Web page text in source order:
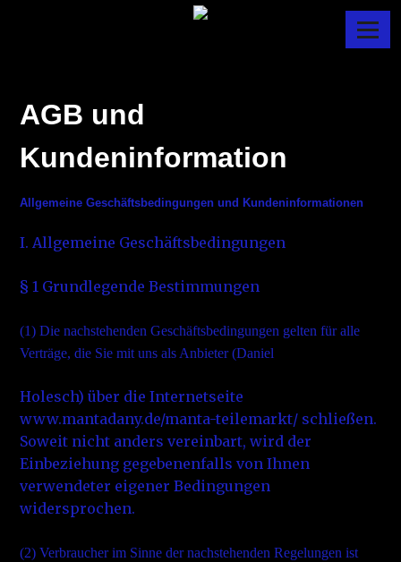
Menu
AGB und
Kundeninformation
Allgemeine Geschäftsbedingungen und Kundeninformationen
I. Allgemeine Geschäftsbedingungen
§ 1 Grundlegende Bestimmungen
(1)Die nachstehenden Geschäftsbedingungen gelten für alle
Verträge, die Sie mit uns als Anbieter (Daniel
Holesch) über die Internetseite
www.mantadany.de/manta-teilemarkt/ schließen.
Soweit nicht anders vereinbart, wird der
Einbeziehung gegebenenfalls von Ihnen
verwendeter eigener Bedingungen
widersprochen.
(2)Verbraucher im Sinne der nachstehenden Regelungen ist